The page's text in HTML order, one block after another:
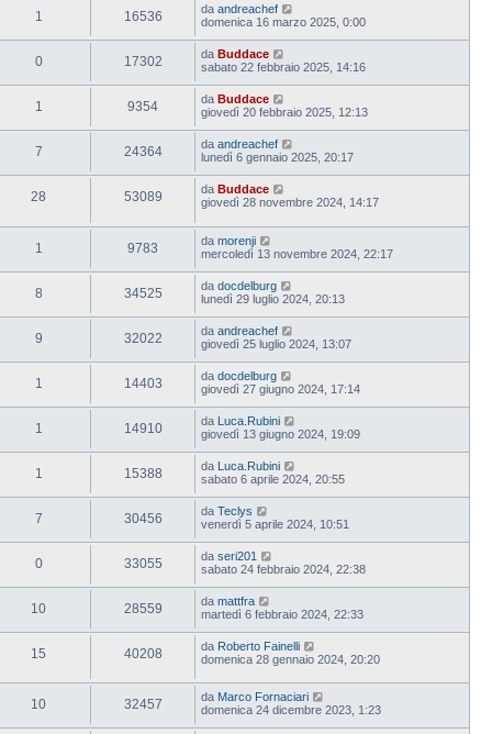
1 16536 da andreachef
domenica 16 marzo 2025, 0:00
0 17302 da Buddace
sabato 22 febbraio 2025, 14:16
1 9354 da Buddace
giovedì 20 febbraio 2025, 12:13
7 24364 da andreachef
lunedì 6 gennaio 2025, 20:17
28 53089 da Buddace
giovedì 28 novembre 2024, 14:17
1 9783 da morenji
mercoledì 13 novembre 2024, 22:17
8 34525 da docdelburg
lunedì 29 luglio 2024, 20:13
9 32022 da andreachef
giovedì 25 luglio 2024, 13:07
1 14403 da docdelburg
giovedì 27 giugno 2024, 17:14
1 14910 da Luca.Rubini
giovedì 13 giugno 2024, 19:09
1 15388 da Luca.Rubini
sabato 6 aprile 2024, 20:55
7 30456 da Teclys
venerdì 5 aprile 2024, 10:51
0 33055 da seri201
sabato 24 febbraio 2024, 22:38
10 28559 da mattfra
martedì 6 febbraio 2024, 22:33
15 40208 da Roberto Fainelli
domenica 28 gennaio 2024, 20:20
10 32457 da Marco Fornaciari
domenica 24 dicembre 2023, 1:23